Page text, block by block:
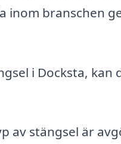
branschen
i Docksta, kan
av stängsel är